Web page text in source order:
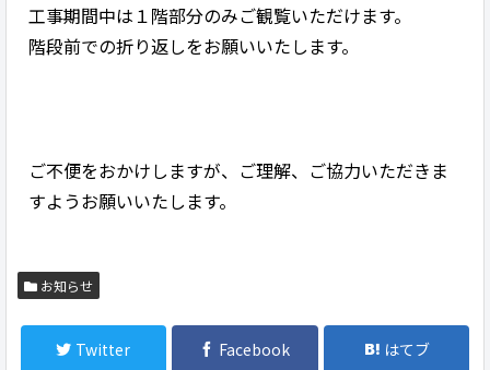
工事期間中は１階部分のみご観覧いただけます。
階段前での折り返しをお願いいたします。
ご不便をおかけしますが、ご理解、ご協力いただきま
すようお願いいたします。
お知らせ
Twitter Facebook はてブ